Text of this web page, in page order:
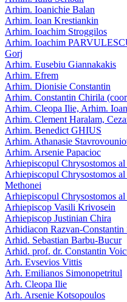
Arhim. Ioanichie Balan
Arhim. Ioan Krestiankin
Arhim. Ioachim Stroggilos
Arhim. Ioachim
Gorj
Arhim. Eusebiu Giannakakis
Arhim. Efrem
Arhim. Dionisie Constantin
Arhim. Constantin Chirila
Arhim. Cleopa Ilie, Arhim.
Arhim. Clement Haralam,
Arhim. Benedict GHIUS
Arhim. Athanasie
Arhim. Arsenie Papacioc
Arhiepiscopul Chrysostomos
Arhiepiscopul Chrysostomos
Methonei
Arhiepiscopul Chrysostomos al
Arhiepiscop Vasili Krivosein
Arhiepiscop Justinian Chira
Arhidiacon Razvan-Constantin
Arhid. Sebastian Barbu-Bucur
Arhid. prof. dr. Constantin
Arh. Evsevios Vittis
Arh. Emilianos Simonopetritul
Arh. Cleopa Ilie
Arh. Arsenie Kotsopoulos